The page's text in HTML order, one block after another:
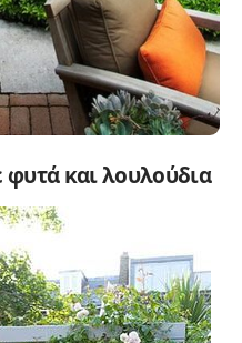
και λουλούδια